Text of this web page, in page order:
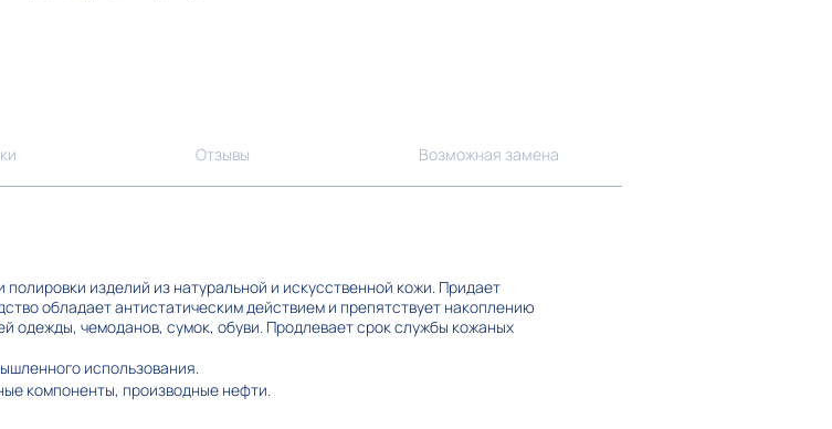
Отзывы Возможная замена
изделий из натуральной и искусственной кожи. Придает
обладает антистатическим действием и препятствует накоплению
одежды, чемоданов, сумок, обуви. Продлевает срок службы кожаных
использования.
компоненты, производные нефти.